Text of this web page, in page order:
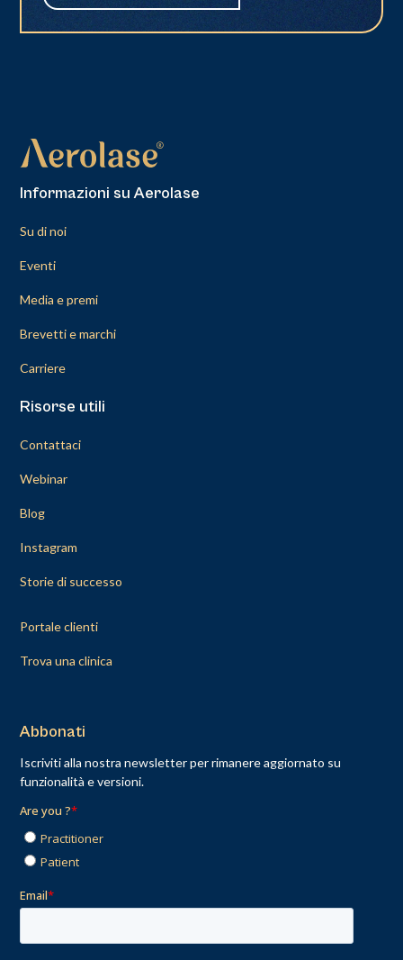
Informazioni su Aerolase
Su di noi
Eventi
Media e premi
Brevetti e marchi
Carriere
Risorse utili
Contattaci
Webinar
Blog
Instagram
Storie di successo
Portale clienti
Trova una clinica
Abbonati
Iscriviti alla nostra newsletter per rimanere aggiornato su
funzionalità e versioni.